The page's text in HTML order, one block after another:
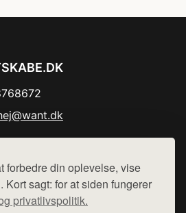
forbedre din oplevelse, vise
sagt: for at siden fungerer
privatlivspolitik.